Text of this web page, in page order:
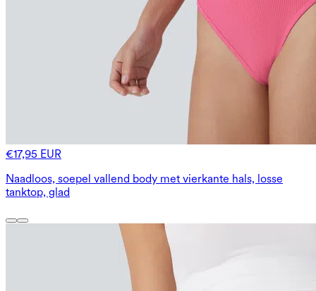
€17,95 EUR
Naadloos, soepel vallend body met vierkante hals, losse
tanktop, glad